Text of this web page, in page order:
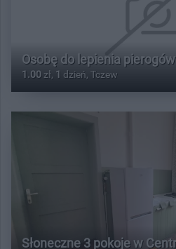
Osobę do lepienia pierogów
1.00 zł, 1 dzień, Tczew
Słoneczne 3 pokoje w